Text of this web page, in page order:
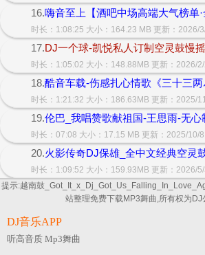
16.嗨音至上【酒吧中场高端大气榜单
时长：1:08:25 大小：164.23 MB 更新：2026/
17.DJ一个球-凯悦私人订制空灵鼓慢
时长：1:05:02 大小：148.88MB 更新：2026/
18.酷音车载-伤感扎心情歌《三十三
时长：1:21:32 大小：186.63MB 更新：2025/
19.伦巴_我唱赞歌献祖国-王思雨-无心
时长：07:08 大小：17.15 MB 更新：2025/10/8
20.火影传奇DJ保雄_全中文经典空灵
时长：1:09:52 大小：159.93MB 更新：2026/
提示:越南鼓
站整理免费下载MP3舞曲,所有权为DJ
DJ音乐APP
听高音质 Mp3舞曲